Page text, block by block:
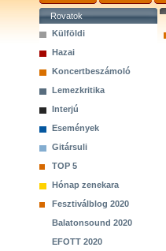
Rovatok
Külföldi
Hazai
Koncertbeszámoló
Lemezkritika
Interjú
Események
Gitársuli
TOP 5
Hónap zenekara
Fesztiválblog 2020
Balatonsound 2020
EFOTT 2020